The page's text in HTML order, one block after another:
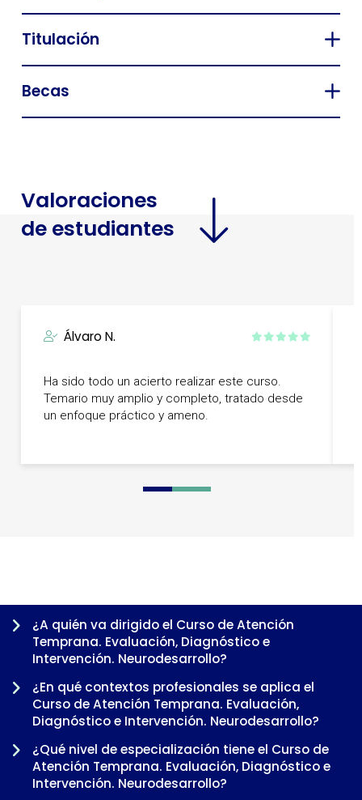
Titulación
Becas
Valoraciones
de estudiantes
Álvaro N.
Ha sido todo un acierto realizar este curso.
Temario muy amplio y completo, tratado desde
un enfoque práctico y ameno.
0 1 2 3 4
¿A quién va dirigido el Curso de Atención
Temprana. Evaluación, Diagnóstico e
Intervención. Neurodesarrollo?
¿En qué contextos profesionales se aplica el
Curso de Atención Temprana. Evaluación,
Diagnóstico e Intervención. Neurodesarrollo?
¿Qué nivel de especialización tiene el Curso de
Atención Temprana. Evaluación, Diagnóstico e
Intervención. Neurodesarrollo?